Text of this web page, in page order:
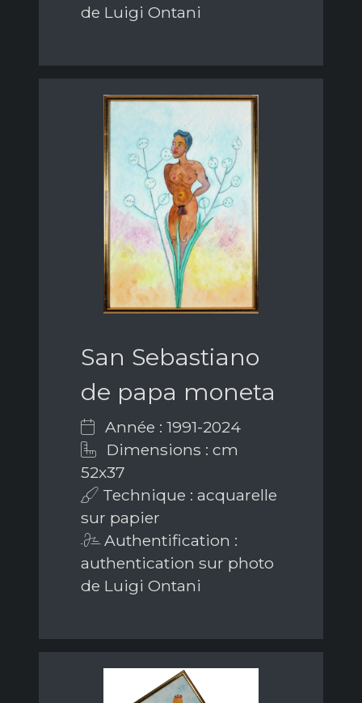
de Luigi Ontani
San Sebastiano
de papa moneta
Année : 1991-2024
Dimensions : cm
52x37
Technique : acquarelle
sur papier
Authentification :
authentication sur photo
de Luigi Ontani